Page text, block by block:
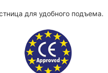
для удобного подъема.